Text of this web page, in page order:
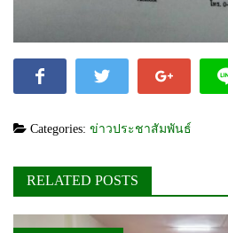
Categories: ข่าวประชาสัมพันธ์
RELATED POSTS